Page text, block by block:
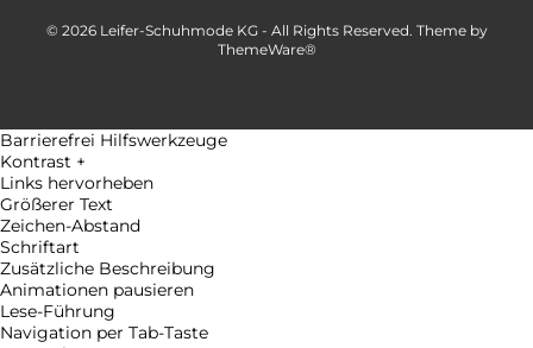
© 2026 Leifer-Schuhmode KG - All Rights Reserved. Theme by
ThemeWare®
Barrierefrei Hilfswerkzeuge
Kontrast +
Links hervorheben
Größerer Text
Zeichen-Abstand
Schriftart
Zusätzliche Beschreibung
Animationen pausieren
Lese-Führung
Navigation per Tab-Taste